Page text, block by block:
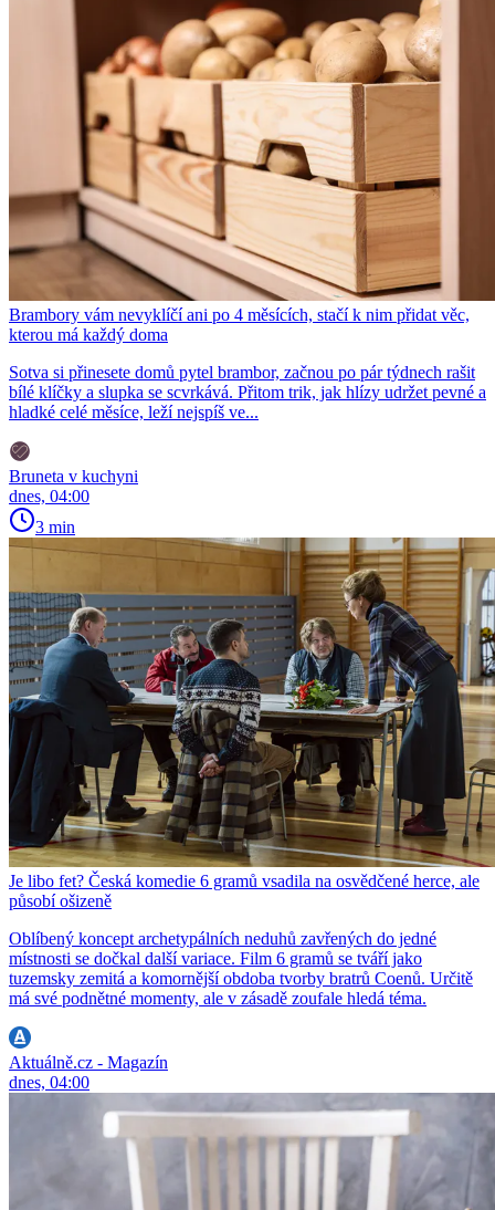
Brambory vám nevyklíčí ani po 4 měsících, stačí k nim přidat věc,
kterou má každý doma
Sotva si přinesete domů pytel brambor, začnou po pár týdnech rašit
bílé klíčky a slupka se scvrkává. Přitom trik, jak hlízy udržet pevné a
hladké celé měsíce, leží nejspíš ve...
Bruneta v kuchyni
dnes, 04:00
3 min
Je libo fet? Česká komedie 6 gramů vsadila na osvědčené herce, ale
působí ošizeně
Oblíbený koncept archetypálních neduhů zavřených do jedné
místnosti se dočkal další variace. Film 6 gramů se tváří jako
tuzemsky zemitá a komornější obdoba tvorby bratrů Coenů. Určitě
má své podnětné momenty, ale v zásadě zoufale hledá téma.
Aktuálně.cz - Magazín
dnes, 04:00